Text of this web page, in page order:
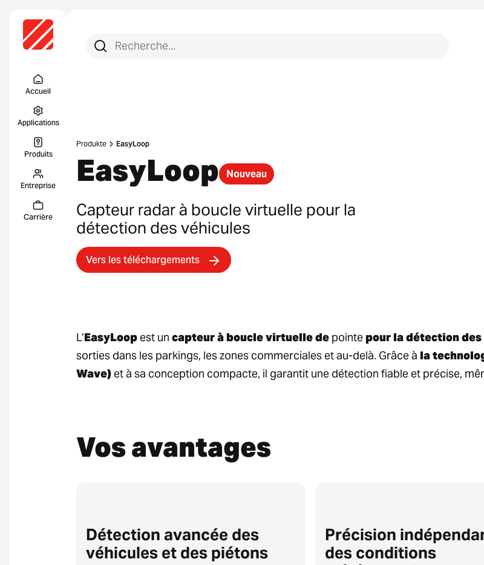
Accueil
Applications
Produits
Entreprise
Carrière
Recherchez :
Recherche
Produkte EasyLoop
EasyLoop Nouveau
Capteur radar à boucle virtuelle pour la
détection des véhicules
Vers les téléchargements
L’EasyLoop est un capteur à boucle virtuelle de pointe pour la détection
sorties dans les parkings, les zones commerciales et au-delà. Grâce à la
Wave) et à sa conception compacte, il garantit une détection fiable et précise,
Vos avantages
Détection avancée des
véhicules et des piétons
Précision
des conditions